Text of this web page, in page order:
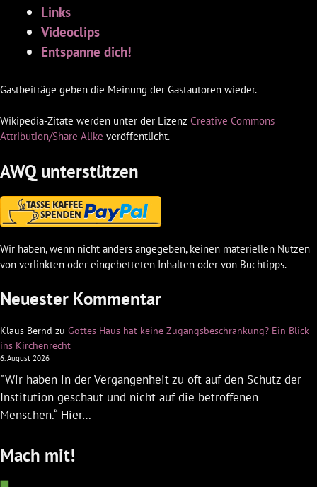
Links
Videoclips
Entspanne dich!
Gastbeiträge geben die Meinung der Gastautoren wieder.
Wikipedia-Zitate werden unter der Lizenz Creative Commons
Attribution/Share Alike veröffentlicht.
AWQ unterstützen
Wir haben, wenn nicht anders angegeben, keinen materiellen Nutzen
von verlinkten oder eingebetteten Inhalten oder von Buchtipps.
Neuester Kommentar
Klaus Bernd zu Gottes Haus hat keine Zugangsbeschränkung? Ein Blick
ins Kirchenrecht
6. August 2026
"Wir haben in der Vergangenheit zu oft auf den Schutz der
Institution geschaut und nicht auf die betroffenen
Menschen.“ Hier…
Mach mit!